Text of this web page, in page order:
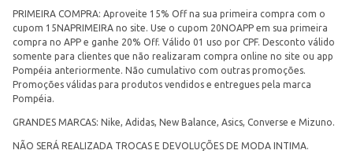
PRIMEIRA COMPRA: Aproveite 15% Off na sua primeira compra com o
cupom 15NAPRIMEIRA no site. Use o cupom 20NOAPP em sua primeira
compra no APP e ganhe 20% Off. Válido 01 uso por CPF. Desconto válido
somente para clientes que não realizaram compra online no site ou app
Pompéia anteriormente. Não cumulativo com outras promoções.
Promoções válidas para produtos vendidos e entregues pela marca
Pompéia.
GRANDES MARCAS: Nike, Adidas, New Balance, Asics, Converse e Mizuno.
NÃO SERÁ REALIZADA TROCAS E DEVOLUÇÕES DE MODA INTIMA.